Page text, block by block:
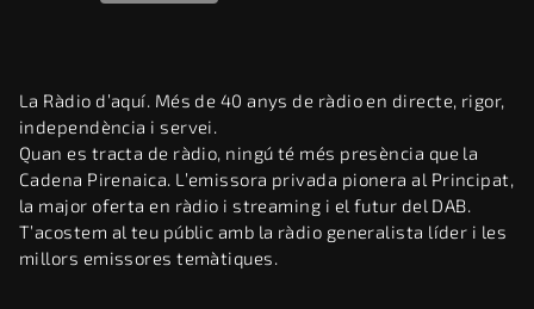
La Ràdio d’aquí. Més de 40 anys de ràdio en directe, rigor,
independència i servei.
Quan es tracta de ràdio, ningú té més presència que la
Cadena Pirenaica. L’emissora privada pionera al Principat,
la major oferta en ràdio i streaming i el futur del DAB.
T’acostem al teu públic amb la ràdio generalista líder i les
millors emissores temàtiques.